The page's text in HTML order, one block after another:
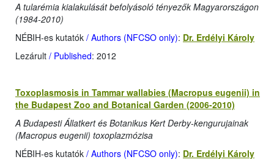
A tularémia kialakulását befolyásoló tényezők Magyarországon
(1984-2010)
NÉBIH-es kutatók / Authors (NFCSO only): Dr. Erdélyi Károly
Lezárult / Published: 2012
Toxoplasmosis in Tammar wallabies (Macropus eugenii) in
the Budapest Zoo and Botanical Garden (2006-2010)
A Budapesti Állatkert és Botanikus Kert Derby-kengurujainak
(Macropus eugenii) toxoplazmózisa
NÉBIH-es kutatók / Authors (NFCSO only): Dr. Erdélyi Károly